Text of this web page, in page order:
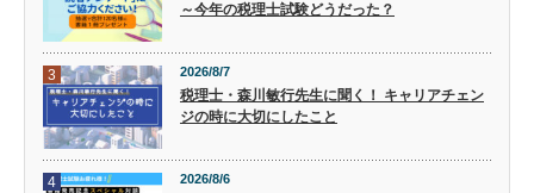
～今年の税理士試験どうだった？
3 2026/8/7
税理士・森川敏行先生に聞く！ キャリアチェン
ジの時に大切にしたこと
4 2026/8/6